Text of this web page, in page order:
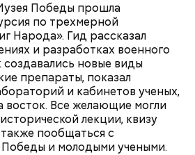
Победы прошла
по трехмерной
Народа». Гид рассказал
и разработках военного
создавались новые виды
препараты, показал
и кабинетов ученых,
восток. Все желающие могли
лекции, квизу
пообщаться с
и молодыми учеными.
востребованные улицы
жители разных районов
так и ездить по делам по
и велодорожкам.
дом построили в начале
в 1830 годах. В здании
этаж, который обустроен